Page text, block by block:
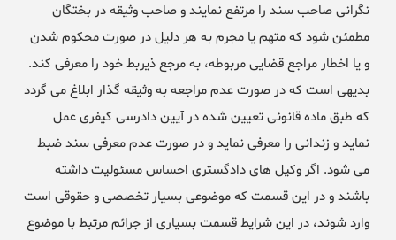
نگرانی صاحب سند را مرتفع نمایند و صاحب وثیقه در بختگان
مطمئن شود که متهم یا مجرم به هر دلیل در صورت محکوم شدن
و یا اخطار مراجع قضایی مربوطه، به مرجع ذیربط خود را معرفی کند.
بدیهی است که در صورت عدم مراجعه به وثیقه گذار ابلاغ می گردد
که طبق ماده قانونی تعیین شده در آیین دادرسی کیفری عمل
نماید و زندانی را معرفی نماید و در صورت عدم معرفی سند ضبط
می شود. اگر وکیل های دادگستری احساس مسئولیت داشته
باشند و در این قسمت که موضوعی بسیار تخصصی و حقوقی است
وارد شوند، در این شرایط قسمت بسیاری از جرائم مرتبط با موضوع